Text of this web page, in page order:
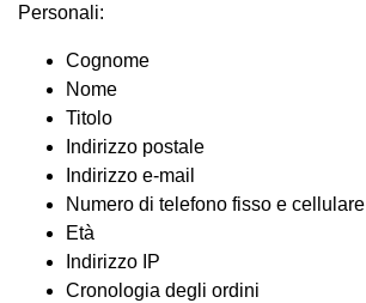
Personali:
Cognome
Nome
Titolo
Indirizzo postale
Indirizzo e-mail
Numero di telefono fisso e cellulare
Età
Indirizzo IP
Cronologia degli ordini